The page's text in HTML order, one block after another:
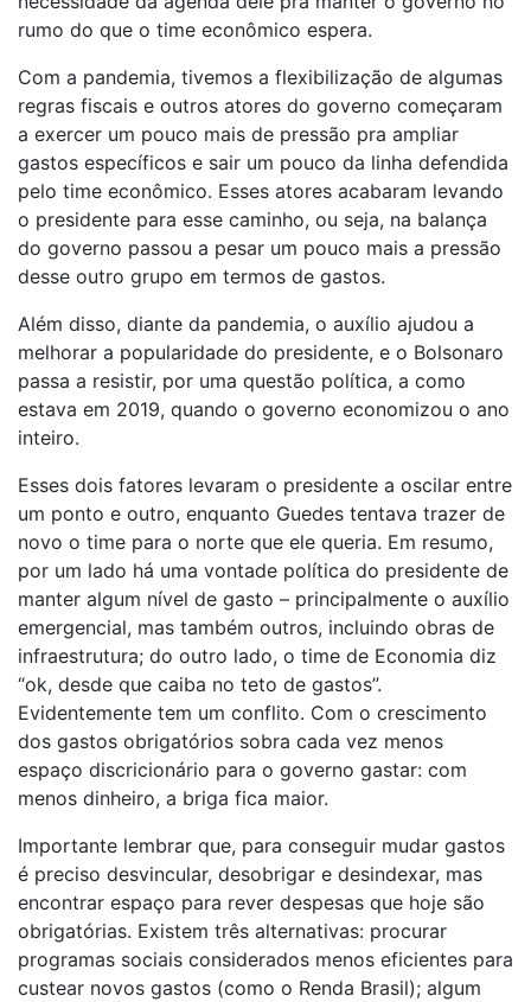
rumo do que o time econômico espera.
Com a pandemia, tivemos a flexibilização de algumas
regras fiscais e outros atores do governo começaram
a exercer um pouco mais de pressão pra ampliar
gastos específicos e sair um pouco da linha defendida
pelo time econômico. Esses atores acabaram levando
o presidente para esse caminho, ou seja, na balança
do governo passou a pesar um pouco mais a pressão
desse outro grupo em termos de gastos.
Além disso, diante da pandemia, o auxílio ajudou a
melhorar a popularidade do presidente, e o Bolsonaro
passa a resistir, por uma questão política, a como
estava em 2019, quando o governo economizou o ano
inteiro.
Esses dois fatores levaram o presidente a oscilar entre
um ponto e outro, enquanto Guedes tentava trazer de
novo o time para o norte que ele queria. Em resumo,
por um lado há uma vontade política do presidente de
manter algum nível de gasto – principalmente o auxílio
emergencial, mas também outros, incluindo obras de
infraestrutura; do outro lado, o time de Economia diz
“ok, desde que caiba no teto de gastos”.
Evidentemente tem um conflito. Com o crescimento
dos gastos obrigatórios sobra cada vez menos
espaço discricionário para o governo gastar: com
menos dinheiro, a briga fica maior.
Importante lembrar que, para conseguir mudar gastos
é preciso desvincular, desobrigar e desindexar, mas
encontrar espaço para rever despesas que hoje são
obrigatórias. Existem três alternativas: procurar
programas sociais considerados menos eficientes para
custear novos gastos (como o Renda Brasil); algum